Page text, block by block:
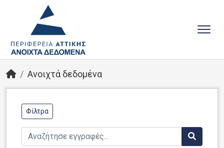
Ανοιχτά δεδομένα
Φίλτρα